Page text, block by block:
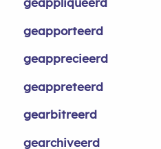
geapporteerd
geapprecieerd
geappreteerd
gearbitreerd
gearchiveerd